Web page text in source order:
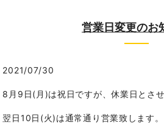
営業日変更のお
2021/07/30
8月9日(月)は祝日ですが、休業日とさせ
翌日10日(火)は通常通り営業致します。